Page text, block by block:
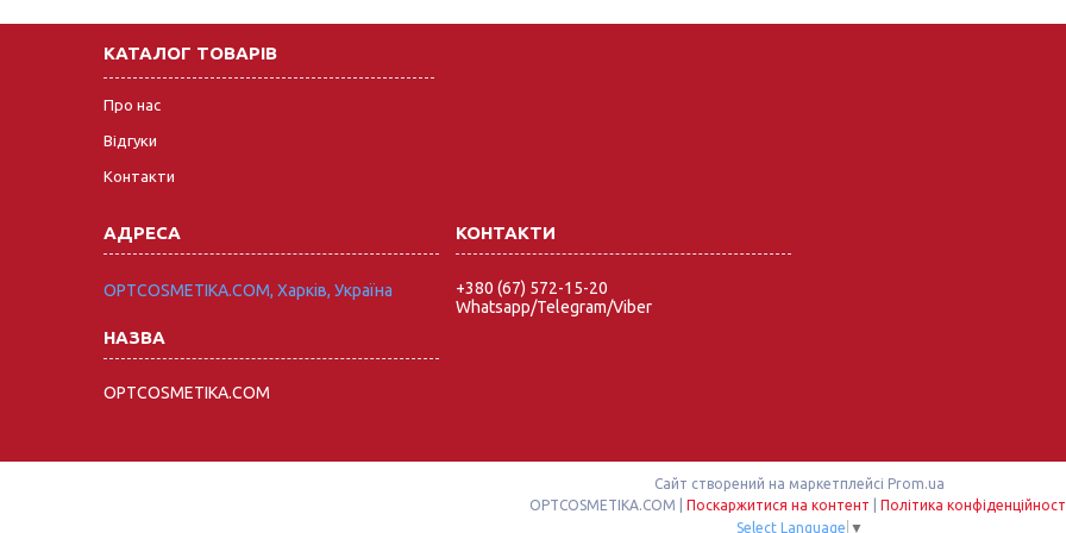
КАТАЛОГ ТОВАРІВ
Про нас
Відгуки
Контакти
OPTCOSMETIKA.COM, Харків, Україна
OPTCOSMETIKA.COM
+380 (67) 572-15-20
Whatsapp/Telegram/Viber
Сайт створений на маркетплейсі Prom.ua
Поскаржитися на контент
Політика
Select Language ▼